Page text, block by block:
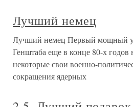
Лучший немец
Лучший немец Первый мощный
Генштаба еще в конце 80-х
некоторые свои военно-
сокращения ядерных